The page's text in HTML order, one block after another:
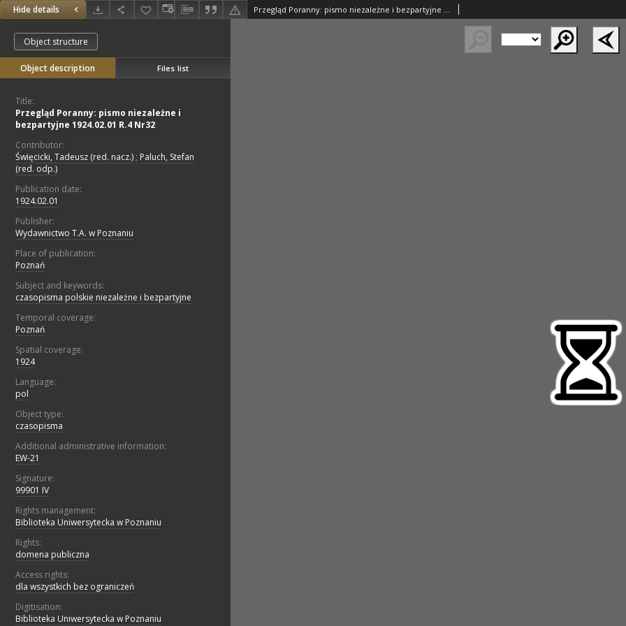
Hide details Przegląd Poranny: pismo niezależne i bezpartyjne 1924.02.01 R.4 Nr32
Object structure
Object description Files list
Title:
Przegląd Poranny: pismo niezależne i
bezpartyjne 1924.02.01 R.4 Nr32
Contributor:
Święcicki, Tadeusz (red. nacz.) ; Paluch, Stefan
(red. odp.)
Publication date:
1924.02.01
Publisher:
Wydawnictwo T.A. w Poznaniu
Place of publication:
Poznań
Subject and keywords:
czasopisma polskie niezależne i bezpartyjne
Temporal coverage:
Poznań
Spatial coverage:
1924
Language:
pol
Object type:
czasopisma
Additional administrative information:
EW-21
Signature:
99901 IV
Rights management:
Biblioteka Uniwersytecka w Poznaniu
Rights:
domena publiczna
Access rights:
dla wszystkich bez ograniczeń
Digitisation:
Biblioteka Uniwersytecka w Poznaniu